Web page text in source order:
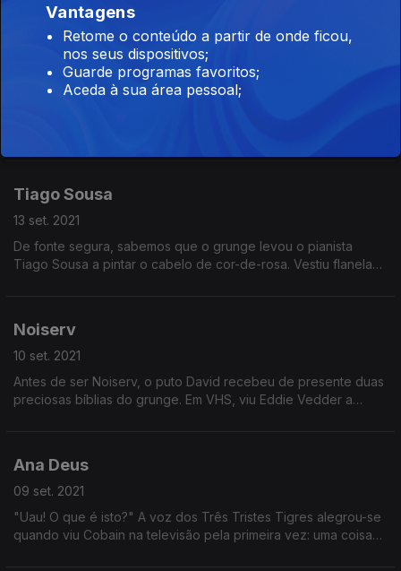
Eddie Vedder, razão pela qual - suspeita - conquistou um
duradouro redemoinho no cabelo.
Surma
14 set. 2021
Tiago Sousa
13 set. 2021
De fonte segura, sabemos que o grunge levou o pianista
Tiago Sousa a pintar o cabelo de cor-de-rosa. Vestiu flanelas,
Noiserv
10 set. 2021
Antes de ser Noiserv, o puto David recebeu de presente duas
preciosas bíblias do grunge. Em VHS, viu Eddie Vedder a
Ana Deus
09 set. 2021
"Uau! O que é isto?" A voz dos Três Tristes Tigres alegrou-se
quando viu Cobain na televisão pela primeira vez: uma coisa
Vantagens
Retome o conteúdo a partir de onde ficou,
nos seus dispositivos;
Guarde programas favoritos;
Aceda à sua área pessoal;